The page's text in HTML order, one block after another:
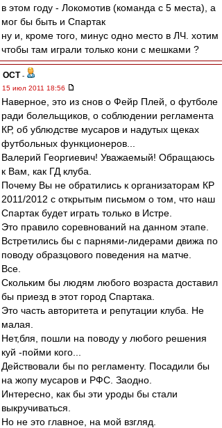
в этом году - Локомотив (команда с 5 места), а
мог бы быть и Спартак
ну и, кроме того, минус одно место в ЛЧ. хотим
чтобы там играли только кони с мешками ?
ОСТ -
15 июл 2011 18:56
Наверное, это из снов о Фейр Плей, о футболе
ради болельщиков, о соблюдении регламента
КР, об ублюдстве мусаров и надутых щеках
футбольных функционеров...
Валерий Георгиевич! Уважаемый! Обращаюсь
к Вам, как ГД клуба.
Почему Вы не обратились к организаторам КР
2011/2012 с открытым письмом о том, что наш
Спартак будет играть только в Истре.
Это правило соревнований на данном этапе.
Встретились бы с парнями-лидерами движа по
поводу образцового поведения на матче.
Все.
Скольким бы людям любого возраста доставил
бы приезд в этот город Спартака.
Это часть авторитета и репутации клуба. Не
малая.
Нет,бля, пошли на поводу у любого решения
куй -пойми кого...
Действовали бы по регламенту. Посадили бы
на жопу мусаров и РФС. Заодно.
Интересно, как бы эти уроды бы стали
выкручиваться.
Но не это главное, на мой взгляд.